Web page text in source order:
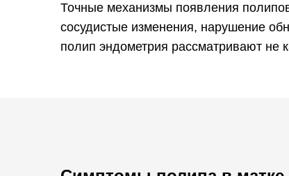
Точные механизмы появления
сосудистые изменения, нарушение
полип эндометрия рассматривают не